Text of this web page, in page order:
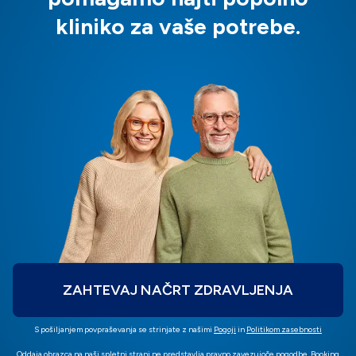
kliniko za vaše potrebe.
ZAHTEVAJ NAČRT ZDRAVLJENJA
S pošiljanjem povpraševanja se strinjate z našimi Pogoji in Politikom zasebnosti
Oddaja obrazca na naši spletni strani ne predstavlja pravno zavezujoče pogodbe. Booking